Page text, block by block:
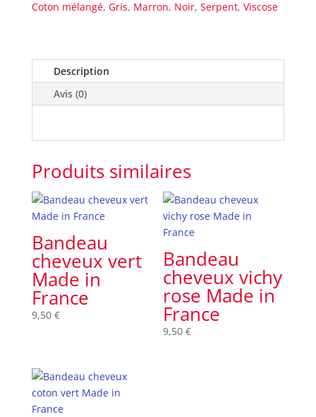
Made
Coton mélangé, Gris, Marron, Noir, Serpent, Viscose
Description
Avis (0)
Produits similaires
Bandeau
cheveux vert
Made in
France
9,50 €
Bandeau
cheveux vichy
rose Made in
France
9,50€